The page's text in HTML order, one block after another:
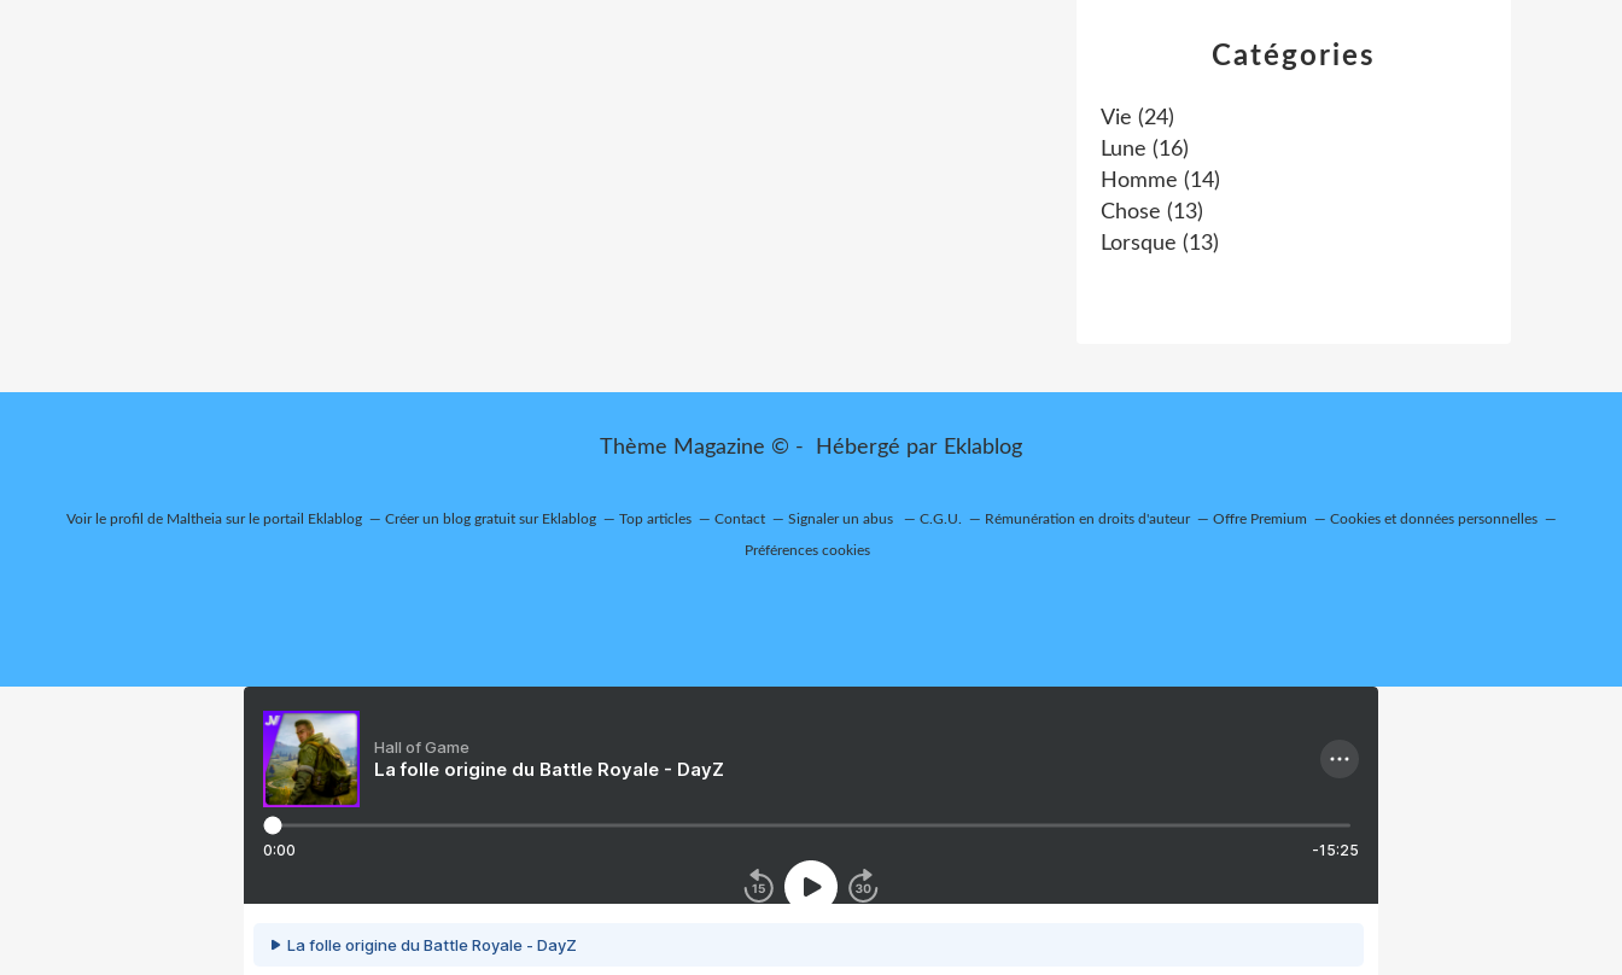
Catégories
Vie (24)
Lune (16)
Homme (14)
Chose (13)
Lorsque (13)
Thème Magazine © - Hébergé par Eklablog
Voir le profil de Maltheiasur le portail Eklablog Créer un blog gratuit sur Eklablog Top articles Contact Signaler un abus C.G.U. Rémunération en droits d'auteur Offre Premium Cookies et données personnelles
Préférences cookies
Hall of Game
La folle origine du Battle Royale - DayZ
0:00 -15:25
La folle origine du Battle Royale - DayZ